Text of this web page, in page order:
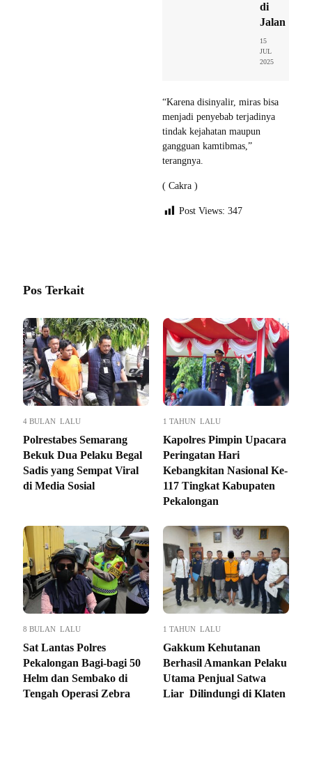
di
Jalan
15
JUL
2025
“Karena disinyalir, miras bisa
menjadi penyebab terjadinya
tindak kejahatan maupun
gangguan kamtibmas,”
terangnya.
( Cakra )
Post Views: 347
Pos Terkait
4 BULAN LALU
Polrestabes Semarang
Bekuk Dua Pelaku Begal
Sadis yang Sempat Viral
di Media Sosial
1 TAHUN LALU
Kapolres Pimpin Upacara
Peringatan Hari
Kebangkitan Nasional Ke-
117 Tingkat Kabupaten
Pekalongan
8 BULAN LALU
Sat Lantas Polres
Pekalongan Bagi-bagi 50
Helm dan Sembako di
Tengah Operasi Zebra
1 TAHUN LALU
Gakkum Kehutanan
Berhasil Amankan Pelaku
Utama Penjual Satwa
Liar Dilindungi di Klaten